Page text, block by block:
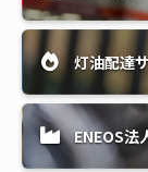
灯油配達
ENEOS法